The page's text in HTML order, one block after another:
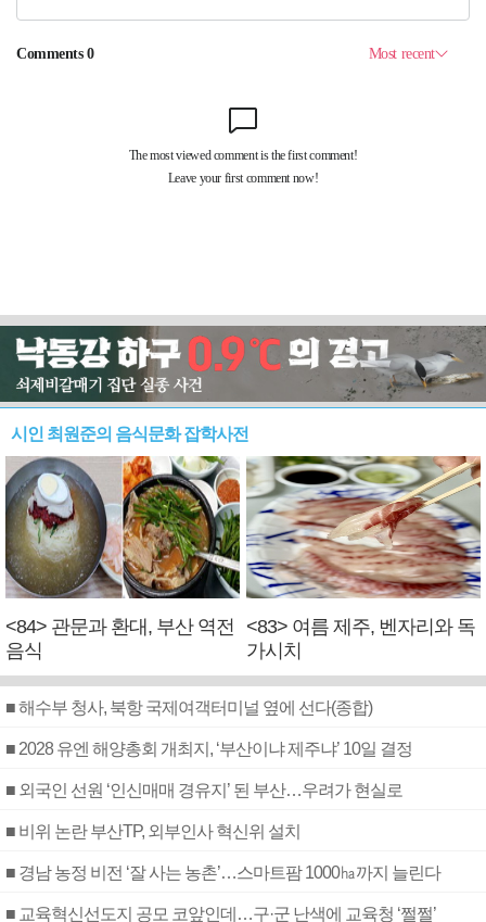
시인 최원준의 음식문화 잡학사전
<84> 관문과 환대, 부산 역전
음식
<83> 여름 제주, 벤자리와 독
가시치
■ 해수부 청사, 북항 국제여객터미널 옆에 선다(종합)
■ 2028 유엔 해양총회 개최지, ‘부산이냐 제주냐’ 10일 결정
■ 외국인 선원 ‘인신매매 경유지’ 된 부산…우려가 현실로
■ 비위 논란 부산TP, 외부인사 혁신위 설치
■ 경남 농정 비전 ‘잘 사는 농촌’…스마트팜 1000㏊까지 늘린다
■ 교육혁신선도지 공모 코앞인데…구·군 난색에 교육청 ‘쩔쩔’